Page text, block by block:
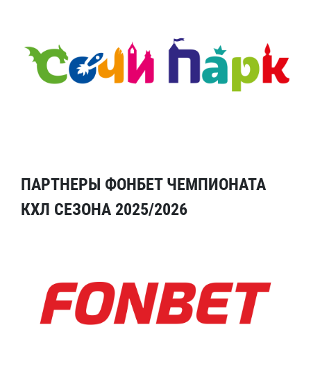
ПАРТНЕРЫ ФОНБЕТ ЧЕМПИОНАТА
КХЛ СЕЗОНА 2025/2026